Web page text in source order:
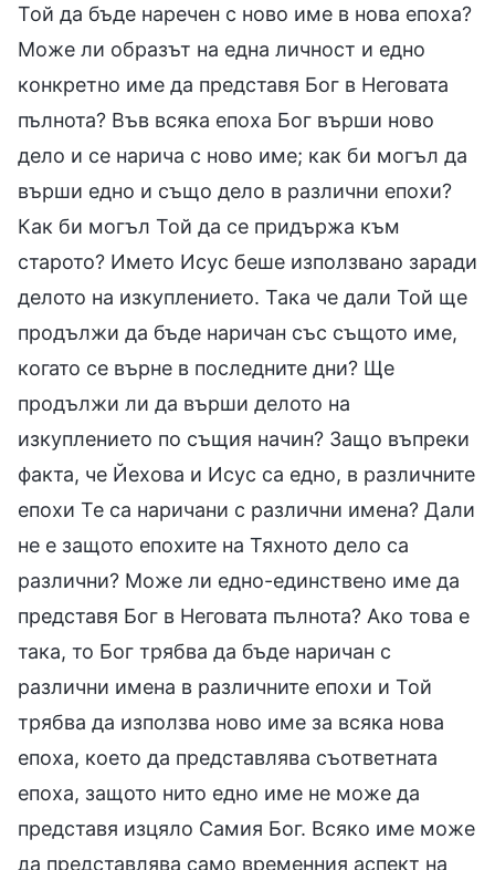
Той да бъде наречен с ново име в нова епоха?
Може ли образът на една личност и едно
конкретно име да представя Бог в Неговата
пълнота? Във всяка епоха Бог върши ново
дело и се нарича с ново име; как би могъл да
върши едно и също дело в различни епохи?
Как би могъл Той да се придържа към
старото? Името Исус беше използвано заради
делото на изкуплението. Така че дали Той ще
продължи да бъде наричан със същото име,
когато се върне в последните дни? Ще
продължи ли да върши делото на
изкуплението по същия начин? Защо въпреки
факта, че Йехова и Исус са едно, в различните
епохи Те са наричани с различни имена? Дали
не е защото епохите на Тяхното дело са
различни? Може ли едно-единствено име да
представя Бог в Неговата пълнота? Ако това е
така, то Бог трябва да бъде наричан с
различни имена в различните епохи и Той
трябва да използва ново име за всяка нова
епоха, което да представлява съответната
епоха, защото нито едно име не може да
представя изцяло Самия Бог. Всяко име може
да представлява само временния аспект на